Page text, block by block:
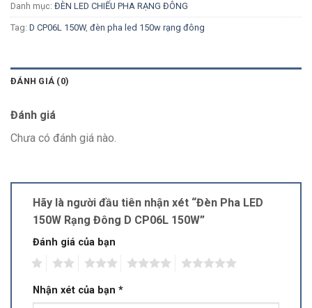
Danh mục: ĐÈN LED CHIẾU PHA RẠNG ĐÔNG
Tag: D CP06L 150W, đèn pha led 150w rạng đông
ĐÁNH GIÁ (0)
Đánh giá
Chưa có đánh giá nào.
Hãy là người đầu tiên nhận xét “Đèn Pha LED
150W Rạng Đông D CP06L 150W”
Đánh giá của bạn
Nhận xét của bạn *